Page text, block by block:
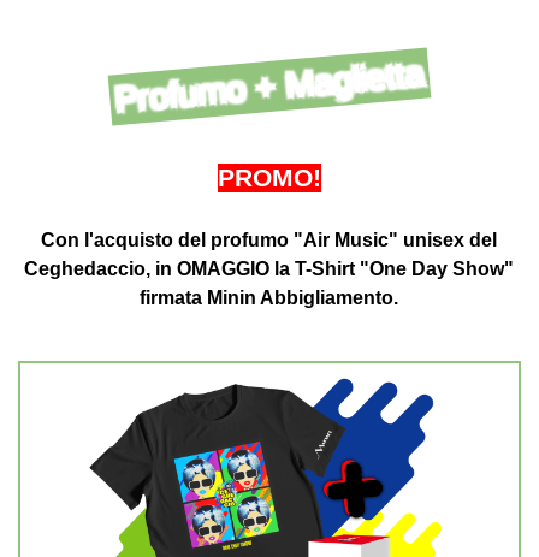
Profumo + Maglietta
PROMO!
Con l'acquisto del profumo "Air Music" unisex del
Ceghedaccio, in OMAGGIO la T-Shirt "One Day Show"
firmata Minin Abbigliamento.